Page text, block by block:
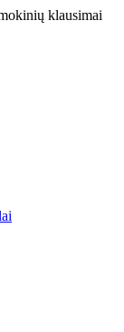
klausimai